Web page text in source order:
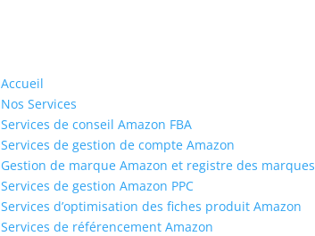
Accueil
Nos Services
Services de conseil Amazon FBA
Services de gestion de compte Amazon
Gestion de marque Amazon et registre des marques
Services de gestion Amazon PPC
Services d’optimisation des fiches produit Amazon
Services de référencement Amazon